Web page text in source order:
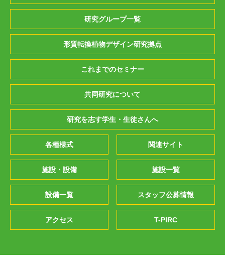
研究グループ一覧
形質転換植物デザイン研究拠点
これまでのセミナー
共同研究について
研究を志す学生・生徒さんへ
各種様式 関連サイト
施設・設備 施設一覧
設備一覧 スタッフ公募情報
アクセス T-PIRC